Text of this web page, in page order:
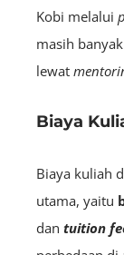
Kobi melalui
masih
lewat
Biaya
Biaya kuliah
utama, yaitu
dan tuition